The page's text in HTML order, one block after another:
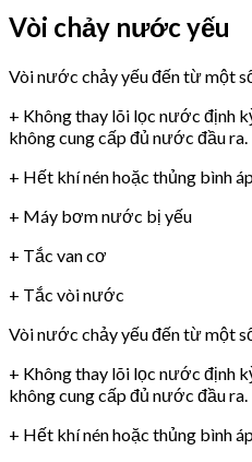
Vòi chảy nước yếu
Vòi nước chảy yếu đến từ một
+ Không thay lõi lọc nước định
không cung cấp đủ nước đầu ra.
+ Hết khí nén hoặc thủng bình
+ Máy bơm nước bị yếu
+ Tắc van cơ
+ Tắc vòi nước
Vòi nước chảy yếu đến từ một
+ Không thay lõi lọc nước định
không cung cấp đủ nước đầu ra.
+ Hết khí nén hoặc thủng bình